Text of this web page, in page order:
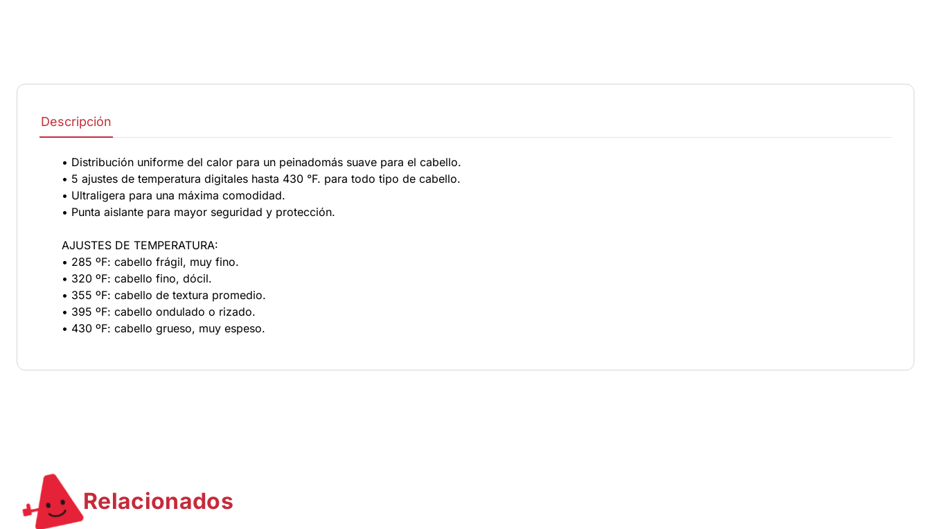
Descripción
• Distribución uniforme del calor para un peinadomás suave para el cabello.
• 5 ajustes de temperatura digitales hasta 430 °F. para todo tipo de cabello.
• Ultraligera para una máxima comodidad.
• Punta aislante para mayor seguridad y protección.
AJUSTES DE TEMPERATURA:
• 285 ºF: cabello frágil, muy fino.
• 320 ºF: cabello fino, dócil.
• 355 ºF: cabello de textura promedio.
• 395 ºF: cabello ondulado o rizado.
• 430 ºF: cabello grueso, muy espeso.
Relacionados